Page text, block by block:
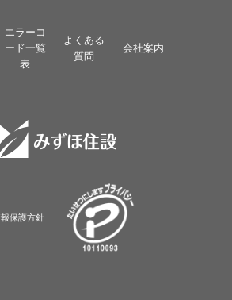
エラーコ
ード一覧
表
よくある
質問
会社案内
保護方針